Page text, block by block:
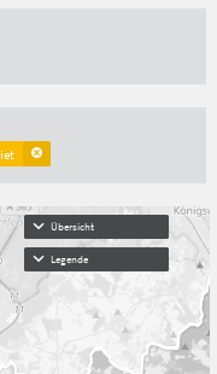
Übersicht
Legende